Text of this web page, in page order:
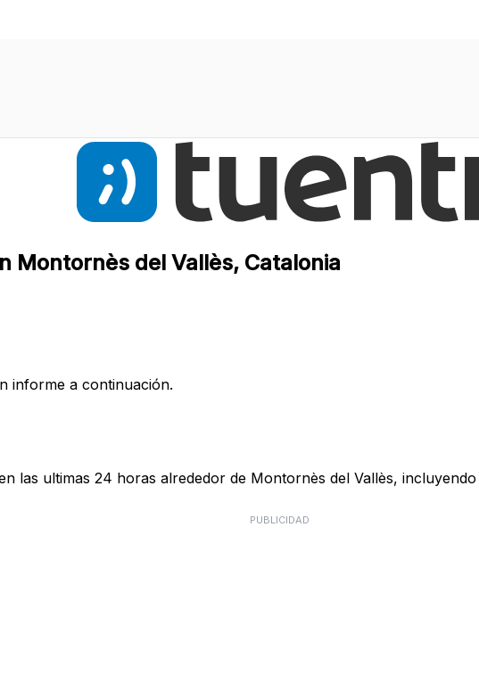
Montornès del Vallès, Catalonia
informe a continuación.
las ultimas 24 horas alrededor de Montornès del Vallès,
PUBLICIDAD